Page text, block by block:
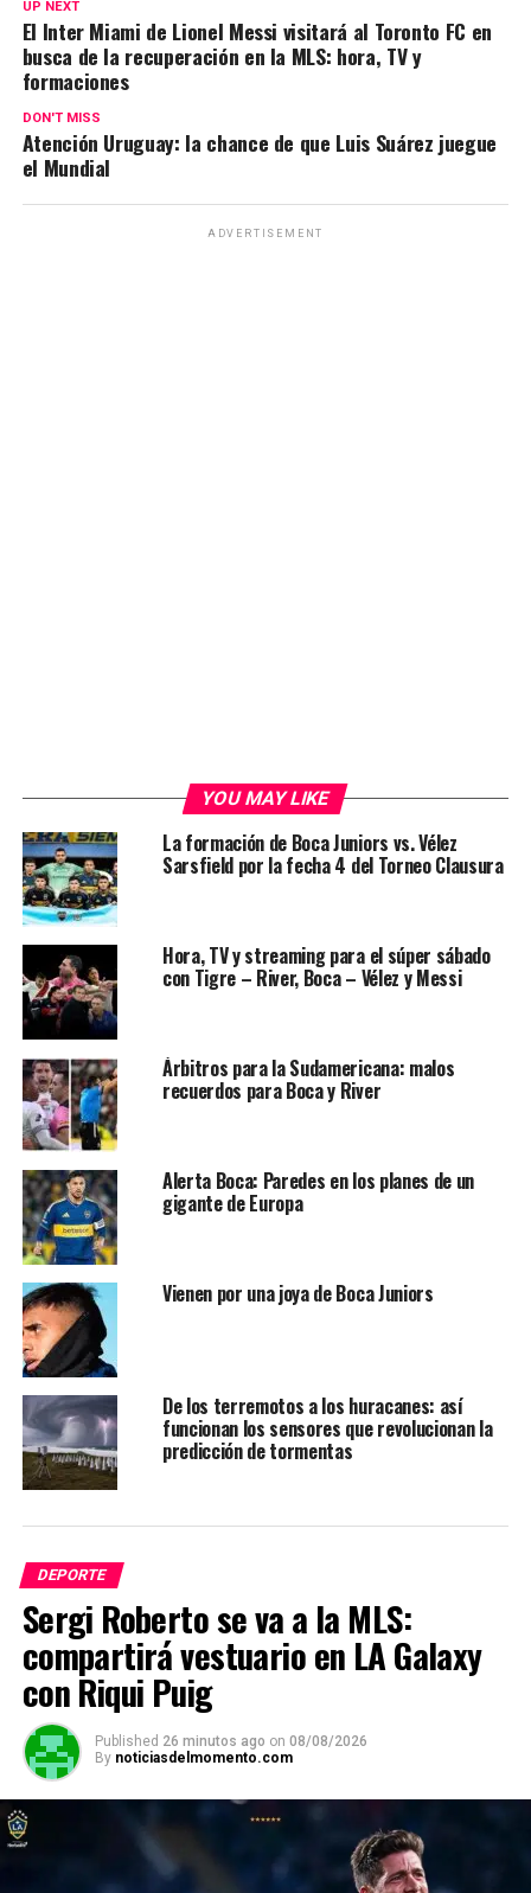
A
p
p
o
o
k
a
m
n
k
ar
tir
UP NEXT
El Inter Miami de Lionel Messi visitará al Toronto FC en
busca de la recuperación en la MLS: hora, TV y
formaciones
DON'T MISS
Atención Uruguay: la chance de que Luis Suárez juegue
el Mundial
ADVERTISEMENT
YOU MAY LIKE
La formación de Boca Juniors vs. Vélez
Sarsfield por la fecha 4 del Torneo Clausura
Hora, TV y streaming para el súper sábado
con Tigre – River, Boca – Vélez y Messi
Árbitros para la Sudamericana: malos
recuerdos para Boca y River
Alerta Boca: Paredes en los planes de un
gigante de Europa
Vienen por una joya de Boca Juniors
De los terremotos a los huracanes: así
funcionan los sensores que revolucionan la
predicción de tormentas
DEPORTE
Sergi Roberto se va a la MLS:
compartirá vestuario en LA Galaxy
con Riqui Puig
Published 26 minutos ago on 08/08/2026
By noticiasdelmomento.com